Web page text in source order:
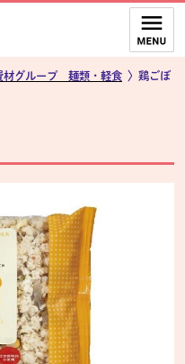
材グループ 麺類・軽食 〉鶏ごぼ